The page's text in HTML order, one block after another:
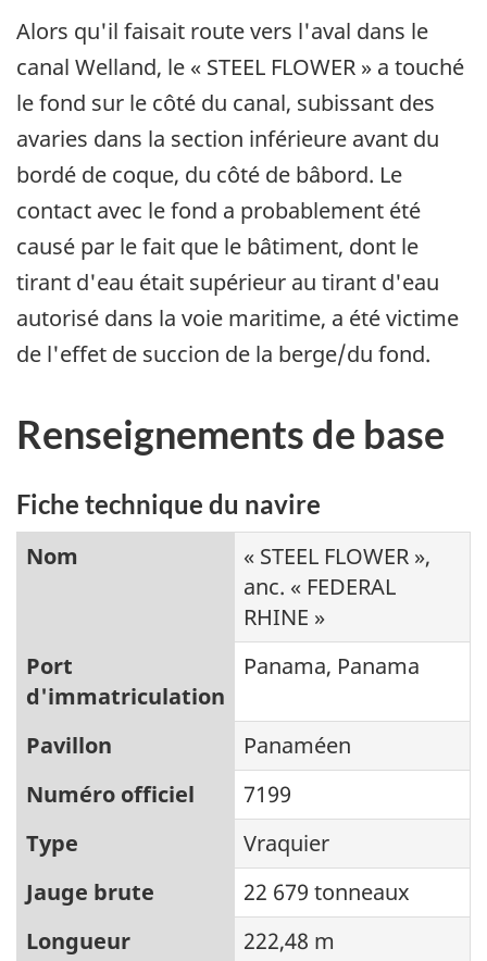
Alors qu'il faisait route vers l'aval dans le
canal Welland, le « STEEL FLOWER » a touché
le fond sur le côté du canal, subissant des
avaries dans la section inférieure avant du
bordé de coque, du côté de bâbord. Le
contact avec le fond a probablement été
causé par le fait que le bâtiment, dont le
tirant d'eau était supérieur au tirant d'eau
autorisé dans la voie maritime, a été victime
de l'effet de succion de la berge/du fond.
Renseignements de base
Fiche technique du navire
Nom
« STEEL FLOWER »,
anc. « FEDERAL
RHINE »
Port
d'immatriculation
Panama, Panama
Pavillon
Panaméen
Numéro officiel
7199
Type
Vraquier
Jauge brute
22 679 tonneaux
Longueur
222,48 m